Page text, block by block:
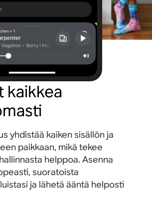
kaikkea
yhdistää kaiken sisällön ja
paikkaan, mikä tekee
helppoa. Asenna
suoratoista
ja lähetä ääntä helposti